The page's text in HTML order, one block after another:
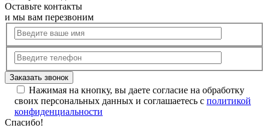
Оставьте контакты
и мы вам перезвоним
Нажимая на кнопку, вы даете согласие на обработку
своих персональных данных и соглашаетесь с политикой
конфиденциальности
Спасибо!